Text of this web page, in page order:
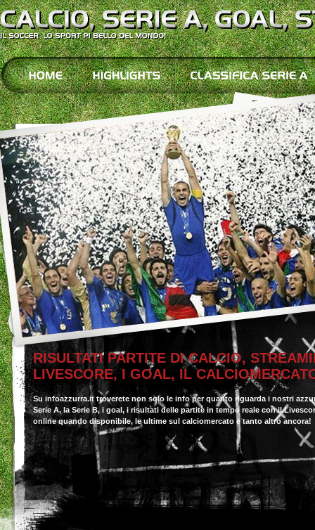
RISULTATI PARTITE DI CALCIO,
LIVESCORE, I GOAL, IL
Su infoazzurra.it troverete non solo le info per quanto riguarda i nostri
Serie A, la Serie B, i goal, i risultati delle partite in tempo reale con il
online quando disponibile, le ultime sul calciomercato e tanto altro ancora!